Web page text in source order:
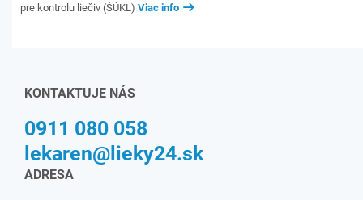
pre kontrolu liečiv (ŠÚKL) Viac info
KONTAKTUJE NÁS
0911 080 058
lekaren@lieky24.sk
ADRESA